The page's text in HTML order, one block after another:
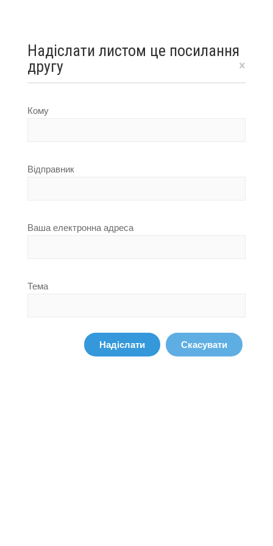
Надіслати листом це посилання
другу
×
Кому
Відправник
Ваша електронна адреса
Тема
Надіслати Скасувати